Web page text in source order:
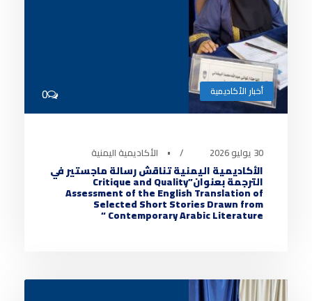
أخبار الأكاديمية 0
30 يوليو 2026 • الأكاديمية اليمنية
الأكاديمية اليمنية تناقش رسالة ماجستير في
الترجمة بعنوان”Critique and Quality
Assessment of the English Translation of
Selected Short Stories Drawn from
Contemporary Arabic Literature “